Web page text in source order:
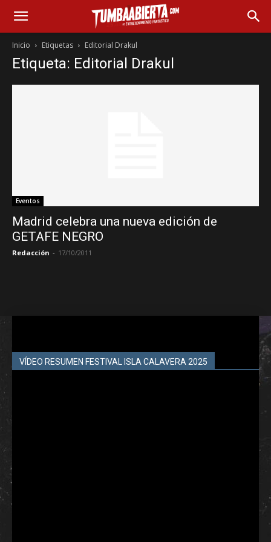
Inicio Etiquetas Editorial Drakul
Etiqueta: Editorial Drakul
Eventos
Madrid celebra una nueva edición de
GETAFE NEGRO
Redacción - 17/10/2011
VÍDEO RESUMEN FESTIVAL ISLA CALAVERA 2025